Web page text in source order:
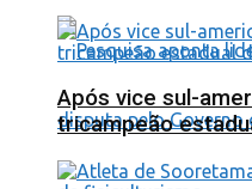
Após vice sul-
tricampeão